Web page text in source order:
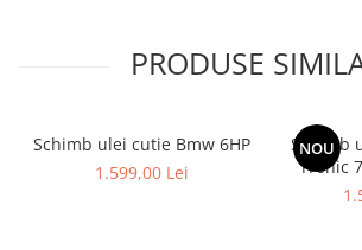
PRODUSE
Schimb ulei cutie Bmw 6HP
1.599,00 Lei
NOU
Schimb
Tronic